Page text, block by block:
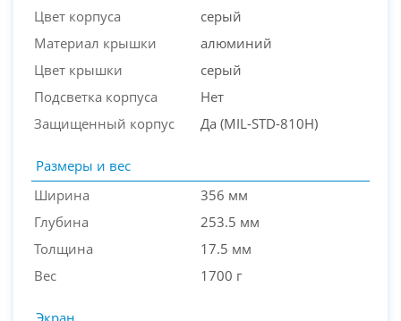
Цвет корпуса
серый
Материал крышки
алюминий
Цвет крышки
серый
Подсветка корпуса
Нет
Защищенный корпус
Да (MIL-STD-810H)
Размеры и вес
Ширина
356 мм
Глубина
253.5 мм
Толщина
17.5 мм
Вес
1700 г